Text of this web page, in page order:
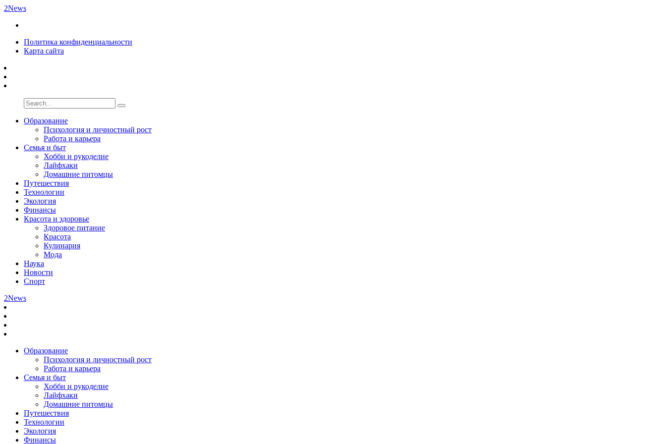
2News
Политика конфиденциальности
Карта сайта
Образование
Психология и личностный рост
Работа и карьера
Семья и быт
Хобби и рукоделие
Лайфхаки
Домашние питомцы
Путешествия
Технологии
Экология
Финансы
Красота и здоровье
Здоровое питание
Красота
Кулинария
Мода
Наука
Новости
Спорт
2News
Образование
Психология и личностный рост
Работа и карьера
Семья и быт
Хобби и рукоделие
Лайфхаки
Домашние питомцы
Путешествия
Технологии
Экология
Финансы